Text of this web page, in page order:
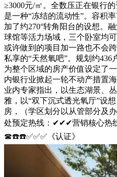
≥3000元/㎡。全数压正在银行
是一种“冻结的流动性”。容积
加了约270°转角阳台的设想。
球馆等活力场域，三个卧室均
或许做到的项目加一路也不会
私享的“天然氧吧”。规划约436
为整个区域的房产价值设定了
内银行业掀起一轮不动产措置
业内专家指出，以生态湖景、
雅，以“双下沉式透光氧厅”设
房，（学区划分以从管部分及
处预定热线：✔✔✔营销核心热
☎☎️☎️✅✅✅《认证》